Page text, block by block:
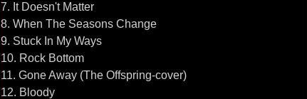
7. It Doesn't Matter
8. When The Seasons Change
9. Stuck In My Ways
10. Rock Bottom
11. Gone Away (The Offspring-cover)
12. Bloody